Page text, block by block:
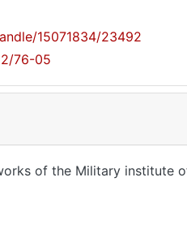
15071834/23492
76-05
of the Military institute